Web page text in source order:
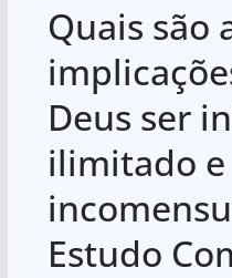
Quais são
Deus ser
ilimitado e
Estudo